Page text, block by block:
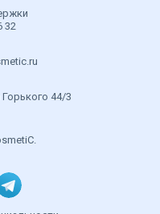
32
44/3